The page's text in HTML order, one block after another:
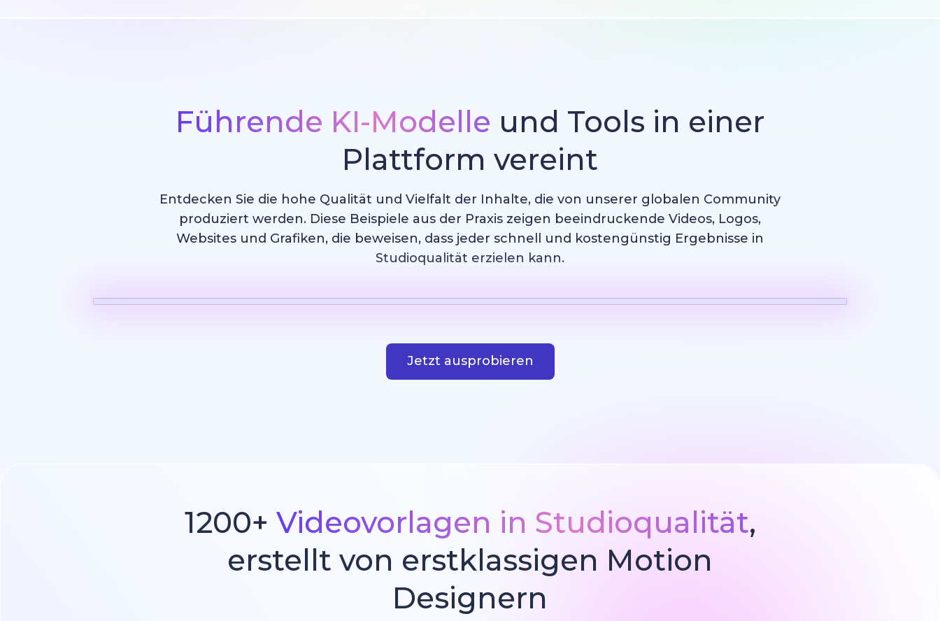
Führende KI-Modelle und Tools in einer
Plattform vereint
Entdecken Sie die hohe Qualität und Vielfalt der Inhalte, die von unserer globalen Community
produziert werden. Diese Beispiele aus der Praxis zeigen beeindruckende Videos, Logos,
Websites und Grafiken, die beweisen, dass jeder schnell und kostengünstig Ergebnisse in
Studioqualität erzielen kann.
Jetzt ausprobieren
1200+ Videovorlagen in Studioqualität,
erstellt von erstklassigen Motion
Designern